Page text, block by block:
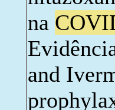
na
and